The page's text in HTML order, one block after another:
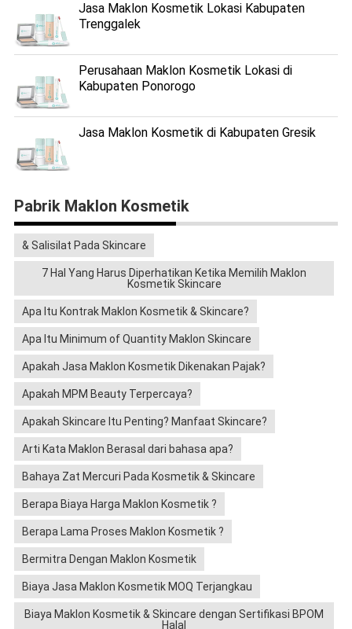
Jasa Maklon Kosmetik Lokasi Kabupaten
Trenggalek
Perusahaan Maklon Kosmetik Lokasi di
Kabupaten Ponorogo
Jasa Maklon Kosmetik di Kabupaten Gresik
Pabrik Maklon Kosmetik
& Salisilat Pada Skincare
7 Hal Yang Harus Diperhatikan Ketika Memilih Maklon
Kosmetik Skincare
Apa Itu Kontrak Maklon Kosmetik & Skincare?
Apa Itu Minimum of Quantity Maklon Skincare
Apakah Jasa Maklon Kosmetik Dikenakan Pajak?
Apakah MPM Beauty Terpercaya?
Apakah Skincare Itu Penting? Manfaat Skincare?
Arti Kata Maklon Berasal dari bahasa apa?
Bahaya Zat Mercuri Pada Kosmetik & Skincare
Berapa Biaya Harga Maklon Kosmetik ?
Berapa Lama Proses Maklon Kosmetik ?
Bermitra Dengan Maklon Kosmetik
Biaya Jasa Maklon Kosmetik MOQ Terjangkau
Biaya Maklon Kosmetik & Skincare dengan Sertifikasi BPOM
Halal